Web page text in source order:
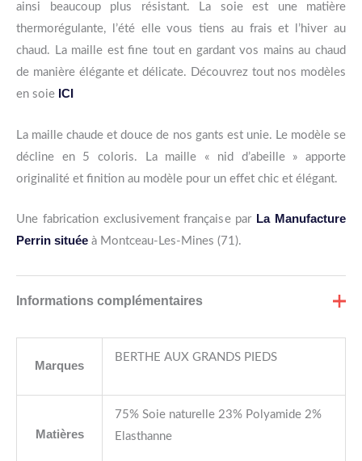
ainsi beaucoup plus résistant. La soie est une matière
thermorégulante, l’été elle vous tiens au frais et l’hiver au
chaud. La maille est fine tout en gardant vos mains au chaud
de manière élégante et délicate. Découvrez tout nos modèles
en soie ICI
La maille chaude et douce de nos gants est unie. Le modèle se
décline en 5 coloris. La maille « nid d’abeille » apporte
originalité et finition au modèle pour un effet chic et élégant.
Une fabrication exclusivement française parLa Manufacture
Perrin située à Montceau-Les-Mines (71).
Informations complémentaires
Marques
BERTHE AUX GRANDS PIEDS
Matières
75% Soie naturelle 23% Polyamide 2%
Elasthanne